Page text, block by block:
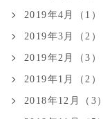
2019年4月（1）
2019年3月（2）
2019年2月（3）
2019年1月（2）
2018年12月（3）